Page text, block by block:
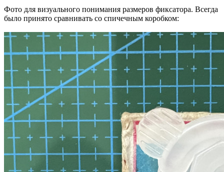
Фото для визуального понимания размеров фиксатора. Всегда
было принято сравнивать со спичечным коробком: